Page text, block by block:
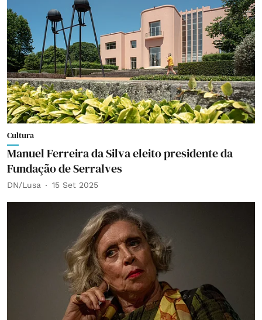
Cultura
Manuel Ferreira da Silva eleito presidente da
Fundação de Serralves
DN/Lusa 15 Set 2025